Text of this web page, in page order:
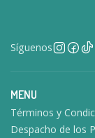
Síguenos
MENU
Términos y
Despacho de los